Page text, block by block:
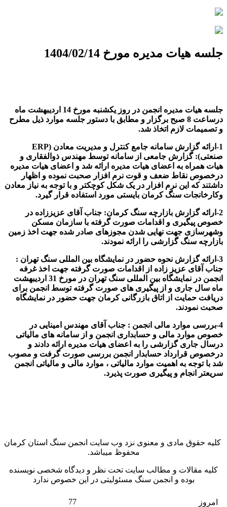
جلسه هیات مدیره مورخ 1404/02/14
جلسه هیات مدیره انجمن در روز یکشنبه مورخ 14 اردیبهشت ماه
درساعت 8 صبح برگزار و مطابق با دستور جلسه موارد ذیل مطرح
و تصمیمات لازم اتخاذ شد.
1-ارائه گزارش سامانه جامع کنترل و مدیریت معادن (
ERP
صنعتی): گزارش جامعی از سامانه توسط مهندس ذوالفقاری و
هیات همراه به اعضای هیات مدیره ارائه شد و اعضای هیات مدیره
درخصوص نقاط ضعف و قوت نرم افزار صحبت نموده و اظهار
داشتند که این نرم افزار در یک شکل کوچکتر و با توجه به نیاز معادن
وکارخانجات سنگ کرمان بایستی مورد استفاده قرار گیرد.
2-ارائه گزارش بازارچه سنگ کرمان: جناب آقای عزیززاده در
خصوص پیگیری و اقدامات صورت گرفته با سازمان مسکن
وشهرسازی جهت نهایی شدن مجوزهای صادر شده جهت اخذ زمین
بازارچه سنگ گزارشی را ارائه نمودند.
3-ارائه گزارش نحوه حضور در نمایشگاه بین المللی سنگ تهران :
جناب آقای عزیز زاده از اقدامات صورت گرفته جهت اخذ غرفه
انجمن در نمایشگاه بین المللی سنگ تهران در مورخ 31 اردیبهشت
ماه سال جاری و از پیگیری های صورت گرفته توسط انجمن برای
دریافت حمایت از اتاق بازرگانی کرمان جهت حضور در نمایشگاه
صحبت نمودند.
4-بررسی موارد مالی انجمن : جناب آقای مهندس امینایی در
خصوص موارد مالی و حسابداری انجمن و از سامانه های مالیاتی
درسال جاری گزارشی را به اعضای هیات مدیره ارائه دادند و
درخصوص قرارداد حسابدار انجمن بررسی صورت گرفت و مصوب
شد با توجه به اهمیت موارد مالیاتی ، موارد مالی و مالیاتی انجمن
سریعتر انجام و پیگیری صورت پذیرد.
کلیه حقوق مادی و معنوی نزد وب سایت انجمن سنگ استان کرمان
محفوظ میباشد.
کلیه مقالات و مطالب سایت تحت نظر و دیدگاه شخصی نویسنده
بوده و انجمن سنگ مسئولیتی در این خصوص ندارد
امروز
77